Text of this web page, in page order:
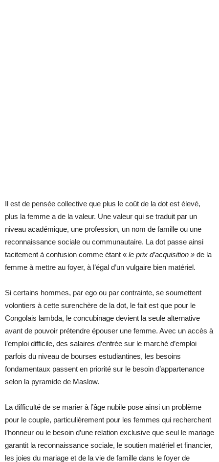
Il est de pensée collective que plus le coût de la dot est élevé,
plus la femme a de la valeur. Une valeur qui se traduit par un
niveau académique, une profession, un nom de famille ou une
reconnaissance sociale ou communautaire. La dot passe ainsi
tacitement à confusion comme étant « le prix d’acquisition » de la
femme à mettre au foyer, à l’égal d’un vulgaire bien matériel.
Si certains hommes, par ego ou par contrainte, se soumettent
volontiers à cette surenchère de la dot, le fait est que pour le
Congolais lambda, le concubinage devient la seule alternative
avant de pouvoir prétendre épouser une femme. Avec un accès à
l’emploi difficile, des salaires d’entrée sur le marché d’emploi
parfois du niveau de bourses estudiantines, les besoins
fondamentaux passent en priorité sur le besoin d’appartenance
selon la pyramide de Maslow.
La difficulté de se marier à l’âge nubile pose ainsi un problème
pour le couple, particulièrement pour les femmes qui recherchent
l’honneur ou le besoin d’une relation exclusive que seul le mariage
garantit la reconnaissance sociale, le soutien matériel et financier,
les joies du mariage et de la vie de famille dans le foyer de